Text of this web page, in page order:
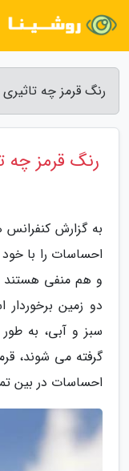
رنگ قرمز چه
رنگ قرمز چه
به گزارش
احساسات را با
و هم منفی هستند
دو زمین
سبز و آبی، به
گرفته می شوند،
احساسات در بین